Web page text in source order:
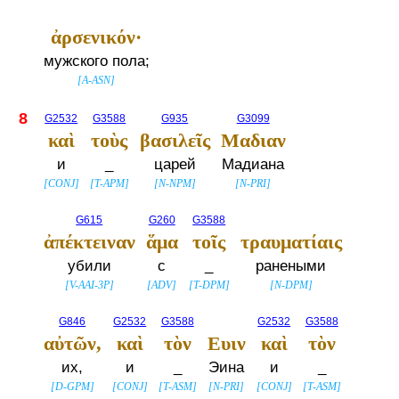
ἀρσενικόν·
мужского пола;
[A-ASN]
8 G2532
καὶ
и
[CONJ]
G3588
τοὺς
[T-APM]
G935
βασιλεῖς
царей
[N-NPM]
G3099
Μαδιαν
Мадиана
[N-PRI]
G615
ἀπέκτειναν
убили
[V-AAI-3P]
G260
ἅμα
с
[ADV]
G3588
τοῖς
[T-DPM]
τραυματίαις
ранеными
[N-DPM]
G846
αὐτῶν,
их,
[D-GPM]
G2532
καὶ
и
[CONJ]
G3588
τὸν
[T-ASM]
Ευιν
Эина
[N-PRI]
G2532
καὶ
и
[CONJ]
G3588
τὸν
[T-ASM]